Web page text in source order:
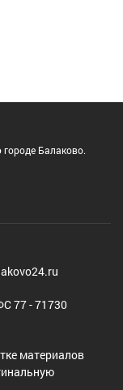
Балаково.
77 - 71730
материалов